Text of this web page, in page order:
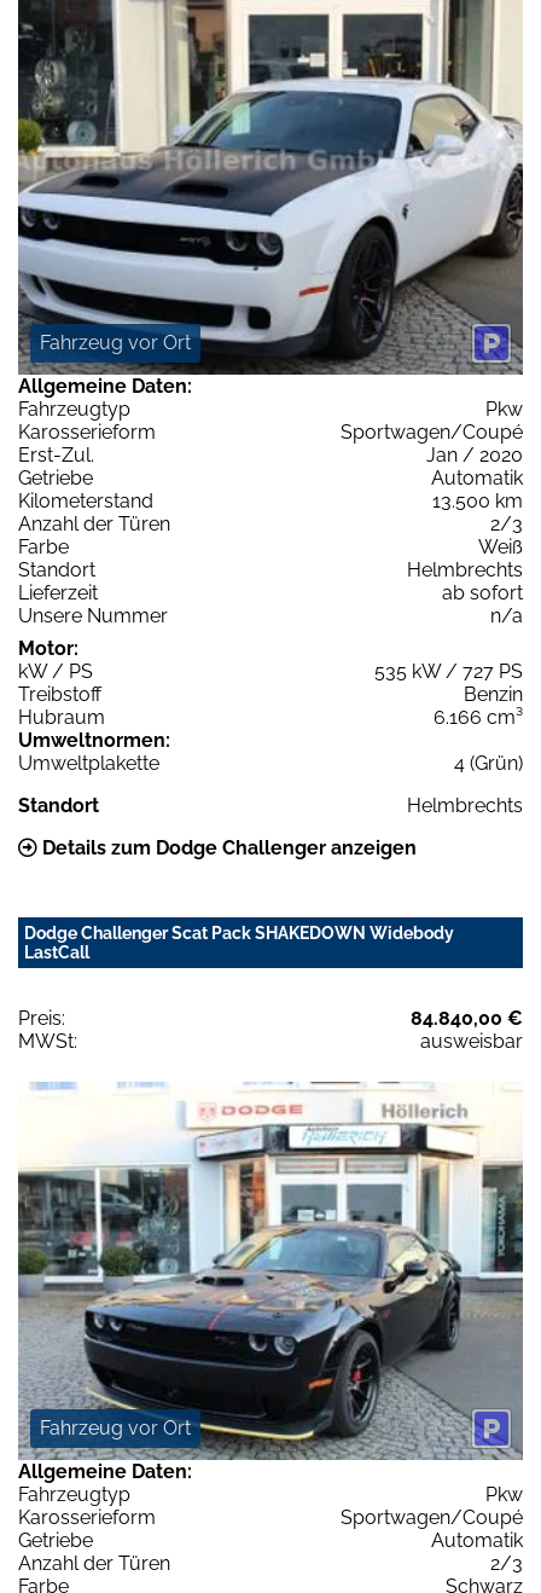
Fahrzeug vor Ort
Allgemeine Daten:
Fahrzeugtyp
Pkw
Karosserieform
Sportwagen/Coupé
Erst-Zul.
Jan / 2020
Getriebe
Automatik
Kilometerstand
13.500 km
Anzahl der Türen
2/3
Farbe
Weiß
Standort
Helmbrechts
Lieferzeit
ab sofort
Unsere Nummer
n/a
Motor:
kW / PS
535 kW / 727 PS
Treibstoff
Benzin
Hubraum
6.166 cm³
Umweltnormen:
Umweltplakette
4 (Grün)
Standort
Helmbrechts
Details zum Dodge Challenger anzeigen
Dodge Challenger Scat Pack SHAKEDOWN Widebody
LastCall
Preis:
84.840,00 €
MWSt:
ausweisbar
Fahrzeug vor Ort
Allgemeine Daten:
Fahrzeugtyp
Pkw
Karosserieform
Sportwagen/Coupé
Getriebe
Automatik
Anzahl der Türen
2/3
Farbe
Schwarz